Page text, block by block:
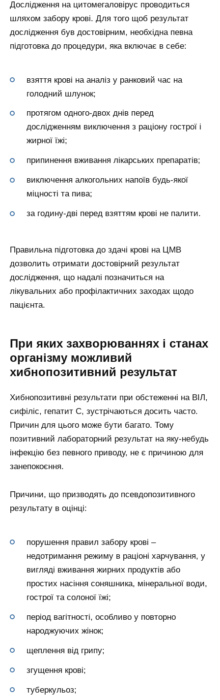
Дослідження на цитомегаловірус проводиться
шляхом забору крові. Для того щоб результат
дослідження був достовірним, необхідна певна
підготовка до процедури, яка включає в себе:
взяття крові на аналіз у ранковий час на
голодний шлунок;
протягом одного-двох днів перед
дослідженням виключення з раціону гострої і
жирної їжі;
припинення вживання лікарських препаратів;
виключення алкогольних напоїв будь-якої
міцності та пива;
за годину-дві перед взяттям крові не палити.
Правильна підготовка до здачі крові на ЦМВ
дозволить отримати достовірний результат
дослідження, що надалі позначиться на
лікувальних або профілактичних заходах щодо
пацієнта.
При яких захворюваннях і станах
організму можливий
хибнопозитивний результат
Хибнопозитивні результати при обстеженні на ВІЛ,
сифіліс, гепатит C, зустрічаються досить часто.
Причин для цього може бути багато. Тому
позитивний лабораторний результат на яку-небудь
інфекцію без певного приводу, не є причиною для
занепокоєння.
Причини, що призводять до псевдопозитивного
результату в оцінці:
порушення правил забору крові –
недотримання режиму в раціоні харчування, у
вигляді вживання жирних продуктів або
простих насіння соняшника, мінеральної води,
гострої та солоної їжі;
період вагітності, особливо у повторно
народжуючих жінок;
щеплення від грипу;
згущення крові;
туберкульоз;